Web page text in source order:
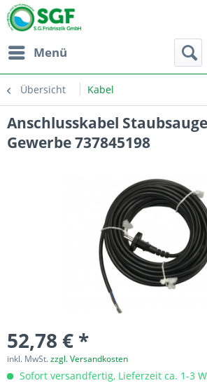
Menü
Übersicht Kabel
Anschlusskabel
Gewerbe 737845198
52,78 € *
inkl. MwSt.zzgl. Versandkosten
Sofort versandfertig, Lieferzeit ca. 1-3